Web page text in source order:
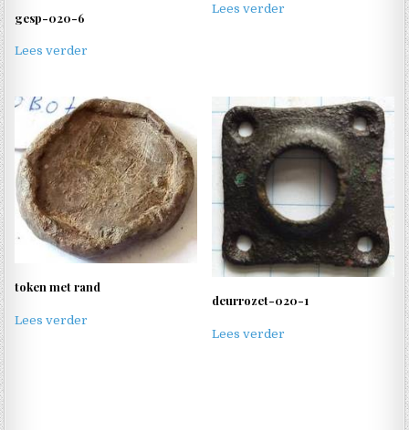
gesp-020-6
Lees verder
Lees verder
token met rand
Lees verder
deurrozet-020-1
Lees verder